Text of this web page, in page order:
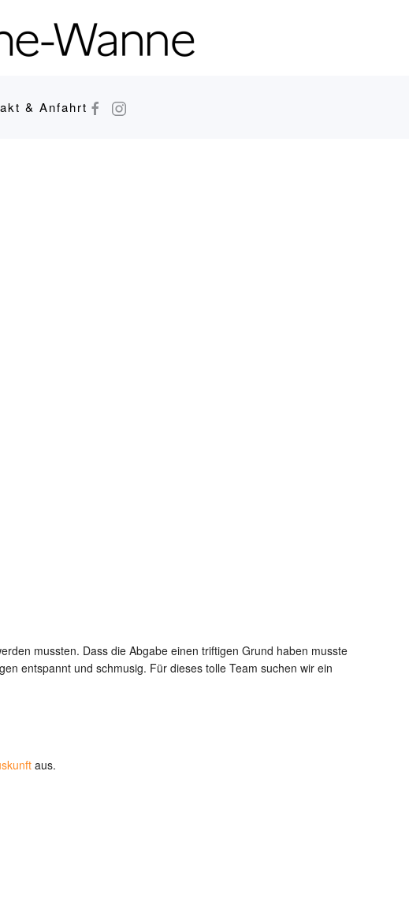
& Anfahrt
mussten. Dass die Abgabe einen triftigen Grund haben musste
entspannt und schmusig. Für dieses tolle Team suchen wir ein
aus.